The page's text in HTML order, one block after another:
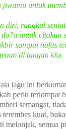
jiwamu untuk
diri, rangkul
untuk citakan
sampai nafas
di tangan kita
lagu ini
perlu terlompat
semangat,
kuat,
melonjak, semua